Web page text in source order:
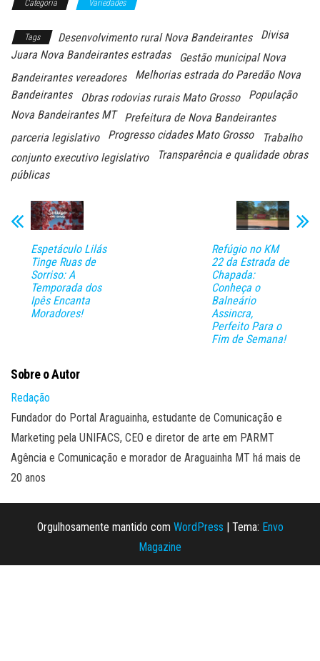
Categoria Variedades
Tags Desenvolvimento rural Nova Bandeirantes
Divisa
Juara Nova Bandeirantes estradas
Gestão municipal Nova
Bandeirantes vereadores
Melhorias estrada do Paredão Nova
Bandeirantes
Obras rodovias rurais Mato Grosso
População
Nova Bandeirantes MT
Prefeitura de Nova Bandeirantes
parceria legislativo
Progresso cidades Mato Grosso
Trabalho
conjunto executivo legislativo
Transparência e qualidade obras
públicas
Espetáculo Lilás
Tinge Ruas de
Sorriso: A
Temporada dos
Ipês Encanta
Moradores!
Refúgio no KM
22 da Estrada de
Chapada:
Conheça o
Balneário
Assincra,
Perfeito Para o
Fim de Semana!
Sobre o Autor
Redação
Fundador do Portal Araguainha, estudante de Comunicação e
Marketing pela UNIFACS, CEO e diretor de arte em PARMT
Agência e Comunicação e morador de Araguainha MT há mais de
20 anos
Orgulhosamente mantido com WordPress Tema: Envo
Magazine